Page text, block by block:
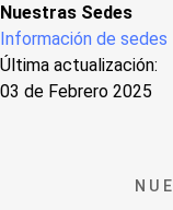
Nuestras Sedes
Información de sedes
Última actualización:
03 de Febrero 2025